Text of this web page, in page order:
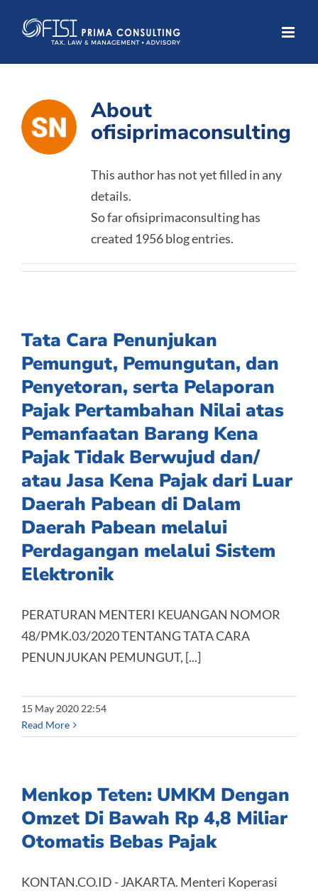
About
ofisiprimaconsulting
This author has not yet filled in any
details.
So far ofisiprimaconsulting has
created 1956 blog entries.
Tata Cara Penunjukan
Pemungut, Pemungutan, dan
Penyetoran, serta Pelaporan
Pajak Pertambahan Nilai atas
Pemanfaatan Barang Kena
Pajak Tidak Berwujud dan/
atau Jasa Kena Pajak dari Luar
Daerah Pabean di Dalam
Daerah Pabean melalui
Perdagangan melalui Sistem
Elektronik
PERATURAN MENTERI KEUANGAN NOMOR
48/PMK.03/2020 TENTANG TATA CARA
PENUNJUKAN PEMUNGUT, [...]
15 May 2020 22:54
Read More
Menkop Teten: UMKM Dengan
Omzet Di Bawah Rp 4,8 Miliar
Otomatis Bebas Pajak
KONTAN.CO.ID - JAKARTA. Menteri Koperasi